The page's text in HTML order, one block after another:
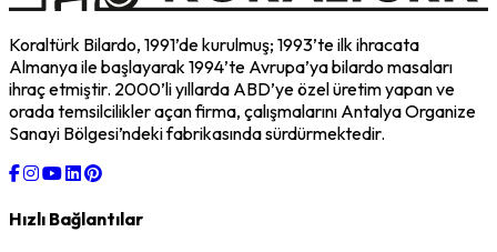
Koraltürk Bilardo, 1991’de kurulmuş; 1993’te ilk ihracata
Almanya ile başlayarak 1994’te Avrupa’ya bilardo masaları
ihraç etmiştir. 2000’li yıllarda ABD’ye özel üretim yapan ve
orada temsilcilikler açan firma, çalışmalarını Antalya Organize
Sanayi Bölgesi’ndeki fabrikasında sürdürmektedir.
Hızlı Bağlantılar